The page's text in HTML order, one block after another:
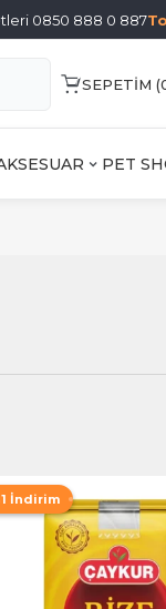
0850 888 0 887
SEPETIM (
PET
İndirim